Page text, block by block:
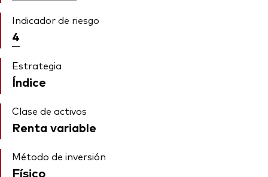
Indicador de riesgo
4
Estrategia
Índice
Clase de activos
Renta variable
Método de inversión
Físico